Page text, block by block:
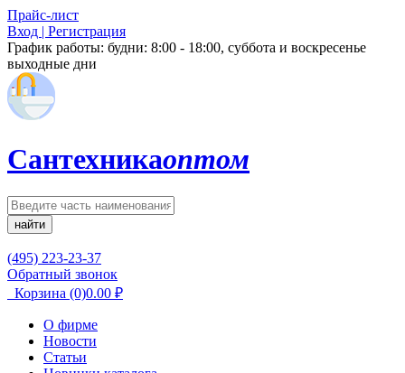
Прайс-лист
Вход | Регистрация
График работы: будни: 8:00 - 18:00, суббота и воскресенье
выходные дни
Сантехникаоптом
найти
(495) 223-23-37
Обратный звонок
Корзина (0)0.00 ₽
О фирме
Новости
Статьи